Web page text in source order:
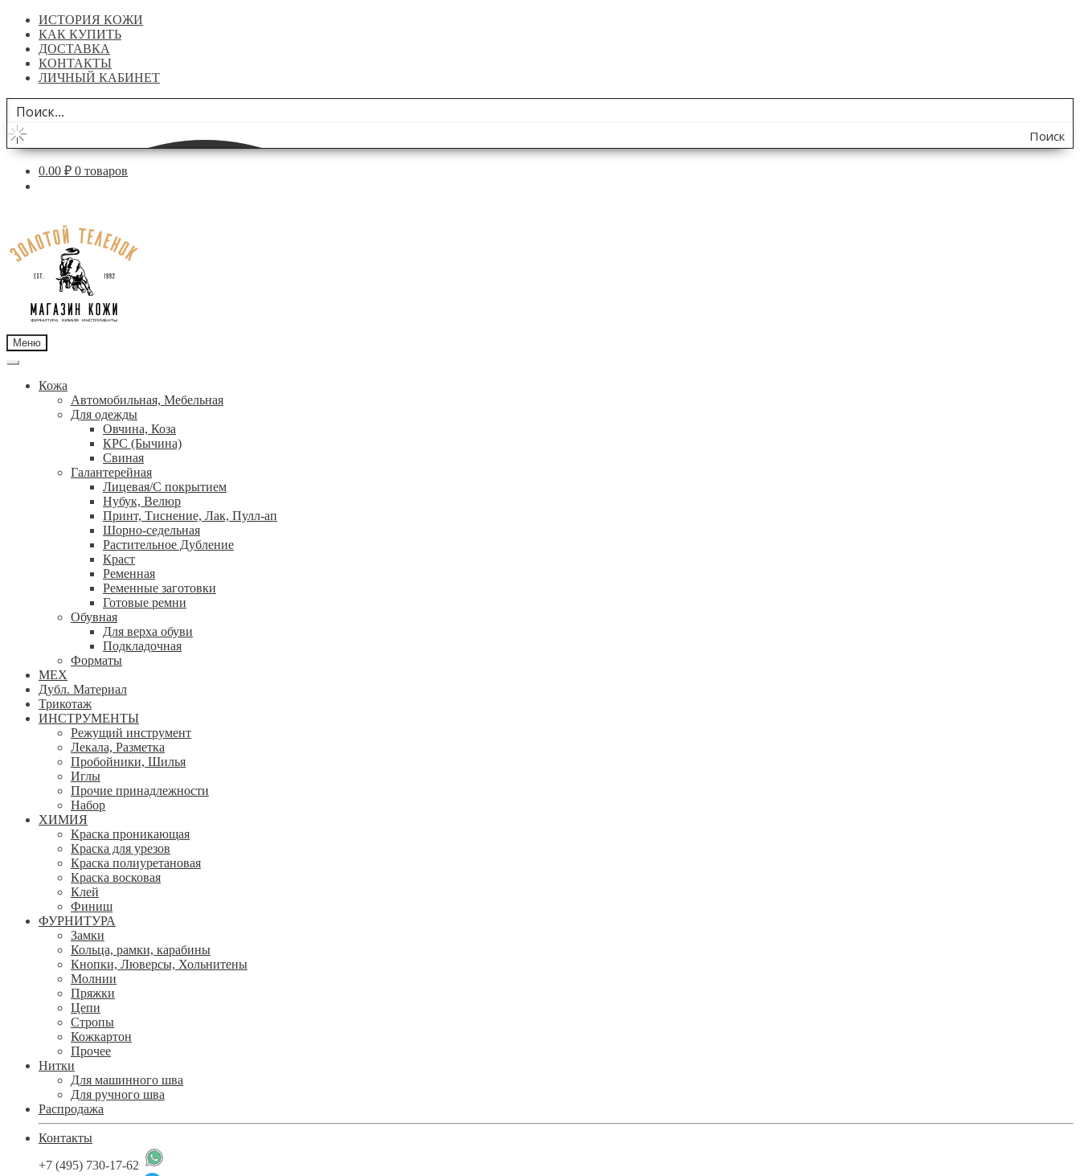
ИСТОРИЯ КОЖИ
КАК КУПИТЬ
ДОСТАВКА
КОНТАКТЫ
ЛИЧНЫЙ КАБИНЕТ
Поиск
по
0.00 ₽ 0 товаров
навигации
содержимому
Меню
Кожа
Автомобильная, Мебельная
Для одежды
Овчина, Коза
КРС (Бычина)
Свиная
Галантерейная
Лицевая/С покрытием
Нубук, Велюр
Принт, Тиснение, Лак, Пулл-ап
Шорно-седельная
Растительное Дубление
Краст
Ременная
Ременные заготовки
Готовые ремни
Обувная
Для верха обуви
Подкладочная
Форматы
МЕХ
Дубл. Материал
Трикотаж
ИНСТРУМЕНТЫ
Режущий инструмент
Лекала, Разметка
Пробойники, Шилья
Иглы
Прочие принадлежности
Набор
ХИМИЯ
Краска проникающая
Краска для урезов
Краска полиуретановая
Краска восковая
Клей
Финиш
ФУРНИТУРА
Замки
Кольца, рамки, карабины
Кнопки, Люверсы, Хольнитены
Молнии
Пряжки
Цепи
Стропы
Кожкартон
Прочее
Нитки
Для машинного шва
Для ручного шва
Распродажа
Контакты
+7 (495) 730-17-62